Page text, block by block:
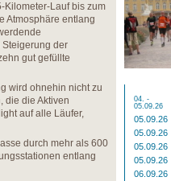
Kilometer-Lauf bis zum
Atmosphäre entlang
Steigerung der
gut gefüllte
wird ohnehin nicht zu
die die Aktiven
auf alle Läufer,
durch mehr als 600
entlang
04. -
05.09.26
05.09.26
05.09.26
05.09.26
05.09.26
06.09.26